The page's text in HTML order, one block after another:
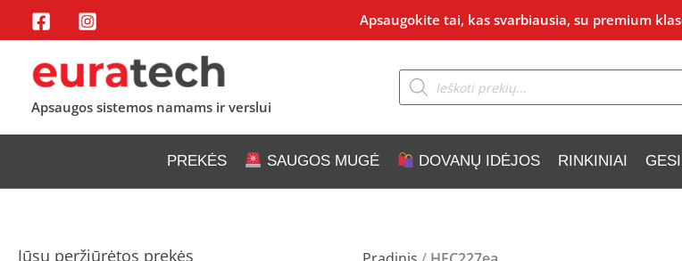
Pereiti
prie
turinio
Apsaugokite tai, kas svarbiausia, su premium
Apsaugos sistemos namams ir verslui
Products
search
PREKĖS SAUGOS MUGĖ DOVANŲ IDĖJOS RINKINIAI
Jūsų peržiūrėtos prekės